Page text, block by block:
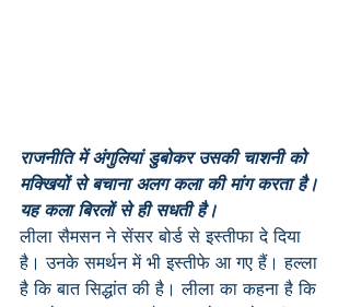
राजनीति में अंगुलियां डुबोकर उसकी चाशनी को
मक्खियों से बचाना अलग कला की मांग करता है।
यह कला बिरलों से ही सधती है।
लीला सैमसन ने सेंसर बोर्ड से इस्तीफा दे दिया
है। उनके समर्थन में भी इस्तीफे आ गए हैं। हल्ला
है कि बात सिद्धांत की है। लीला का कहना है कि